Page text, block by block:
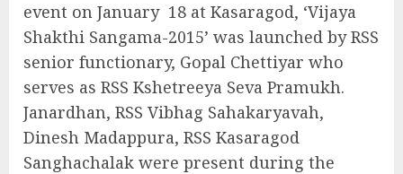
event on January 18 at Kasaragod, ‘Vijaya
Shakthi Sangama-2015’ was launched by RSS
senior functionary, Gopal Chettiyar who
serves as RSS Kshetreeya Seva Pramukh.
Janardhan, RSS Vibhag Sahakaryavah,
Dinesh Madappura, RSS Kasaragod
Sanghachalak were present during the